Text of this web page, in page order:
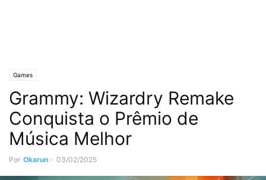
Games
Grammy: Wizardry Remake
Conquista o Prêmio de
Música Melhor
Por Okarun - 03/02/2025